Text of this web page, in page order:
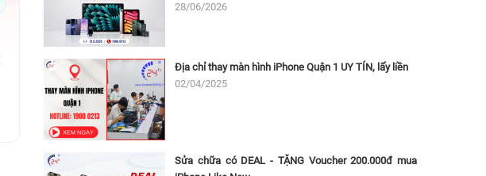
28/06/2026
Địa chỉ thay màn hình iPhone Quận 1 UY TÍN, lấy liền
02/04/2025
Sửa chữa có DEAL - TẶNG Voucher 200.000đ mua